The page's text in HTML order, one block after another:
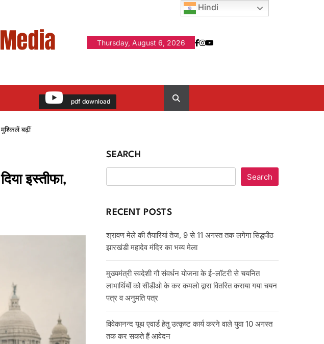
Thursday, August 6, 2026
pdf download
बढ़ीं
इस्तीफा,
SEARCH
Search
RECENT POSTS
श्रावण मेले की तैयारियां तेज, 9 से 11 अगस्त तक लगेगा सिद्धपीठ
झारखंडी महादेव मंदिर का भव्य मेला
मुख्यमंत्री स्वदेशी गौ संवर्धन योजना के ई-लॉटरी से चयनित
लाभार्थियों को सीडीओ के कर कमलो द्वारा वितरित कराया गया चयन
पत्र व अनुमति पत्र
विवेकानन्द यूथ एवार्ड हेतु उत्कृष्ट कार्य करने वाले युवा 10 अगस्त
तक कर सकते हैं आवेदन
Hindi